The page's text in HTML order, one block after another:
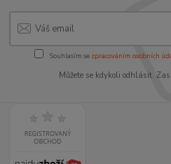
Souhlasím se zpracováním osobních
Můžete se kdykoli odhlásit.